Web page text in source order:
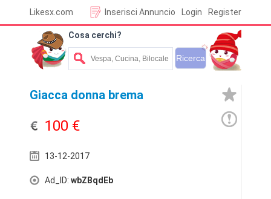
Likesx.com Login Register
Inserisci Annuncio
Cosa cerchi?
Giacca donna brema
100 €
13-12-2017
Ad_ID: wbZBqdEb